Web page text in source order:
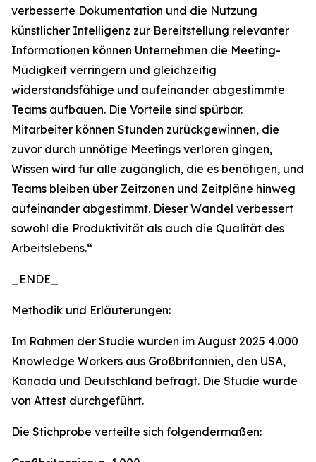
verbesserte Dokumentation und die Nutzung
künstlicher Intelligenz zur Bereitstellung relevanter
Informationen können Unternehmen die Meeting-
Müdigkeit verringern und gleichzeitig
widerstandsfähige und aufeinander abgestimmte
Teams aufbauen. Die Vorteile sind spürbar.
Mitarbeiter können Stunden zurückgewinnen, die
zuvor durch unnötige Meetings verloren gingen,
Wissen wird für alle zugänglich, die es benötigen, und
Teams bleiben über Zeitzonen und Zeitpläne hinweg
aufeinander abgestimmt. Dieser Wandel verbessert
sowohl die Produktivität als auch die Qualität des
Arbeitslebens.“
_ENDE_
Methodik und Erläuterungen:
Im Rahmen der Studie wurden im August 2025 4.000
Knowledge Workers aus Großbritannien, den USA,
Kanada und Deutschland befragt. Die Studie wurde
von Attest durchgeführt.
Die Stichprobe verteilte sich folgendermaßen: